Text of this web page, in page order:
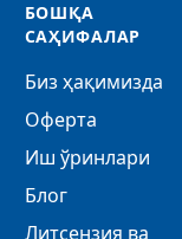
БОШҚА
САҲИФАЛАР
Биз ҳақимизда
Оферта
Иш ўринлари
Блог
Литсензия ва